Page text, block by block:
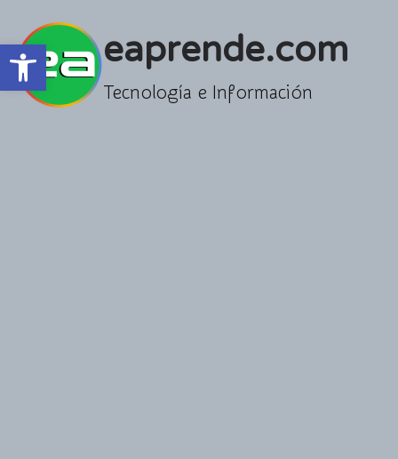
Abrir barra de herramientas
contenido
eaprende.com
Tecnología e Información